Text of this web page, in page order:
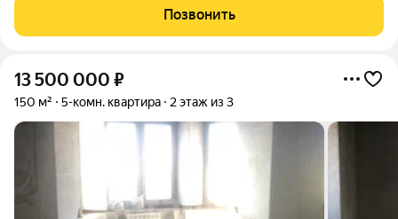
велосипедная (колясочная) . Общая площадь квартиры
составляет 64.7 кв. м, из которых более
Позвонить
13 500 000 ₽
150 м² 5-комн. квартира 2 этаж из 3